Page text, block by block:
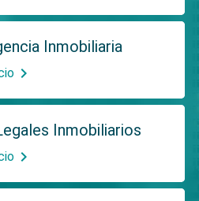
Inmobiliaria
chevron_right
Inmobiliarios
chevron_right